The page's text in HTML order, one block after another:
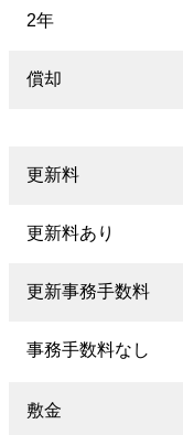
2年
償却
更新料
更新料あり
更新事務手数料
事務手数料なし
敷金